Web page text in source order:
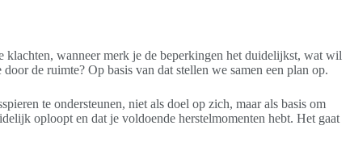
wanneer merk je de beperkingen het duidelijkst, wat wil
de ruimte? Op basis van dat stellen we samen een plan op.
te ondersteunen, niet als doel op zich, maar als basis om
oploopt en dat je voldoende herstelmomenten hebt. Het gaat